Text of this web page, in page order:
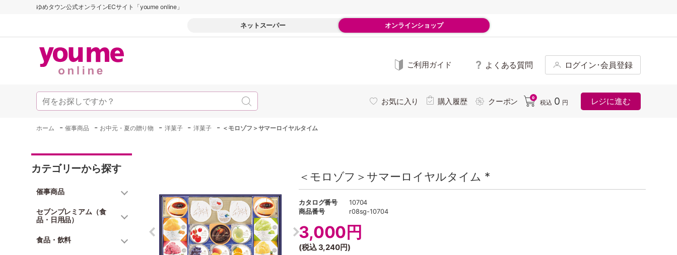
ゆめタウン公式オンラインECサイト「youme online」
ネットスーパー オンラインショップ
ご利用ガイド よくある質問 ログイン･会員登録
お気に入り 購入履歴 クーポン 0
税込 0 円 レジに進む
ホーム -催事商品 - お中元・夏の贈り物 - 洋菓子 -洋菓子 - ＜モロゾフ＞サマーロイヤルタイム
カテゴリーから探す
催事商品
セブンプレミアム（食
品・日用品）
食品・飲料
＜モロゾフ＞サマーロイヤルタイム *
カタログ番号
10704
商品番号
r08sg-10704
3,000円
(税込 3,240円)